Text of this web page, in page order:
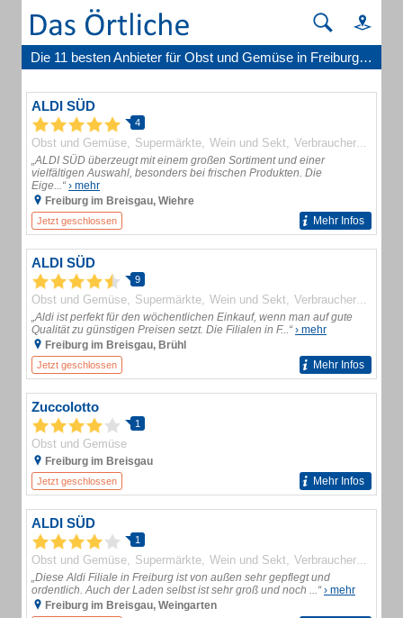
Die 11 besten Anbieter für Obst und Gemüse in Freiburg im Breisgau
ALDI SÜD
4
Obst und Gemüse Supermärkte Wein und Sekt Verbrauchermärkte
„ALDI SÜD überzeugt mit einem großen Sortiment und einer
vielfältigen Auswahl, besonders bei frischen Produkten. Die
Eige...“› mehr
Freiburg im Breisgau, Wiehre
Jetzt geschlossen Mehr Infos
ALDI SÜD
9
Obst und Gemüse Supermärkte Wein und Sekt Verbrauchermärkte
„Aldi ist perfekt für den wöchentlichen Einkauf, wenn man auf gute
Qualität zu günstigen Preisen setzt. Die Filialen in F...“› mehr
Freiburg im Breisgau, Brühl
Jetzt geschlossen Mehr Infos
Zuccolotto
1
Obst und Gemüse
Freiburg im Breisgau
Jetzt geschlossen Mehr Infos
ALDI SÜD
1
Obst und Gemüse Supermärkte Wein und Sekt Verbrauchermärkte
„Diese Aldi Filiale in Freiburg ist von außen sehr gepflegt und
ordentlich. Auch der Laden selbst ist sehr groß und noch ...“› mehr
Freiburg im Breisgau, Weingarten